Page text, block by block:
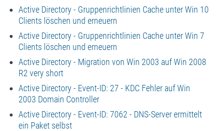
Active Directory - Gruppenrichtlinien Cache unter Win 10
Clients löschen und erneuern
Active Directory - Gruppenrichtlinien Cache unter Win 7
Clients löschen und erneuern
Active Directory - Migration von Win 2003 auf Win 2008
R2 very short
Active Directory - Event-ID: 27 - KDC Fehler auf Win
2003 Domain Controller
Active Directory - Event-ID: 7062 - DNS-Server ermittelt
ein Paket selbst